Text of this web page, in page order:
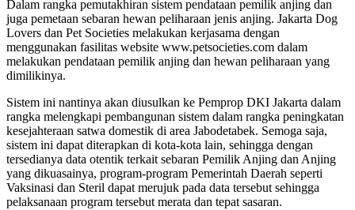
Dalam rangka pemutakhiran sistem pendataan pemilik anjing dan
juga pemetaan sebaran hewan peliharaan jenis anjing. Jakarta Dog
Lovers dan Pet Societies melakukan kerjasama dengan
menggunakan fasilitas website www.petsocieties.com dalam
melakukan pendataan pemilik anjing dan hewan peliharaan yang
dimilikinya.
Sistem ini nantinya akan diusulkan ke Pemprop DKI Jakarta dalam
rangka melengkapi pembangunan sistem dalam rangka peningkatan
kesejahteraan satwa domestik di area Jabodetabek. Semoga saja,
sistem ini dapat diterapkan di kota-kota lain, sehingga dengan
tersedianya data otentik terkait sebaran Pemilik Anjing dan Anjing
yang dikuasainya, program-program Pemerintah Daerah seperti
Vaksinasi dan Steril dapat merujuk pada data tersebut sehingga
pelaksanaan program tersebut merata dan tepat sasaran.